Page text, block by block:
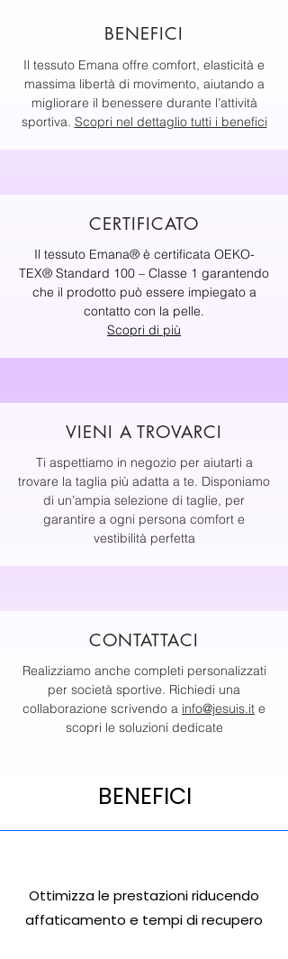
BENEFICI
Il tessuto Emana offre comfort, elasticità e
massima libertà di movimento, aiutando a
migliorare il benessere durante l’attività
sportiva. Scopri nel dettaglio tutti i benefici
CERTIFICATO
Il tessuto Emana® è certificata OEKO-
TEX® Standard 100 – Classe 1 garantendo
che il prodotto può essere impiegato a
contatto con la pelle.
Scopri di più
VIENI A TROVARCI
Ti aspettiamo in negozio per aiutarti a
trovare la taglia più adatta a te. Disponiamo
di un’ampia selezione di taglie, per
garantire a ogni persona comfort e
vestibilità perfetta
CONTATTACI
Realizziamo anche completi personalizzati
per società sportive. Richiedi una
collaborazione scrivendo a info@jesuis.it e
scopri le soluzioni dedicate
BENEFICI
Ottimizza le prestazioni riducendo
affaticamento e tempi di recupero